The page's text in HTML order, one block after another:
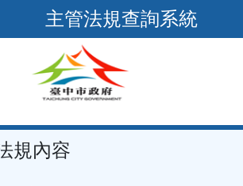
主管法規查詢系統
規內容